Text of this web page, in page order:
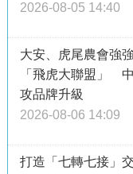
2026-08-05 14:40
大安、虎尾農會強
「飛虎大聯盟」
攻品牌升級
2026-08-06 14:09
打造「七轉七接」